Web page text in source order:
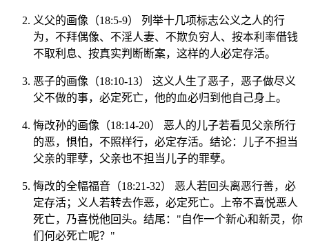
义父的画像（18:5-9） 列举十几项标志公义之人的行
为，不拜偶像、不淫人妻、不欺负穷人、按本利率借钱
不取利息、按真实判断断案，这样的人必定存活。
恶子的画像（18:10-13） 这义人生了恶子，恶子做尽义
父不做的事，必定死亡，他的血必归到他自己身上。
悔改孙的画像（18:14-20） 恶人的儿子若看见父亲所行
的恶，惧怕，不照样行，必定存活。结论：儿子不担当
父亲的罪孽，父亲也不担当儿子的罪孽。
悔改的全幅福音（18:21-32） 恶人若回头离恶行善，必
定存活；义人若转去作恶，必定死亡。上帝不喜悦恶人
死亡，乃喜悦他回头。结尾："自作一个新心和新灵，你
们何必死亡呢？"